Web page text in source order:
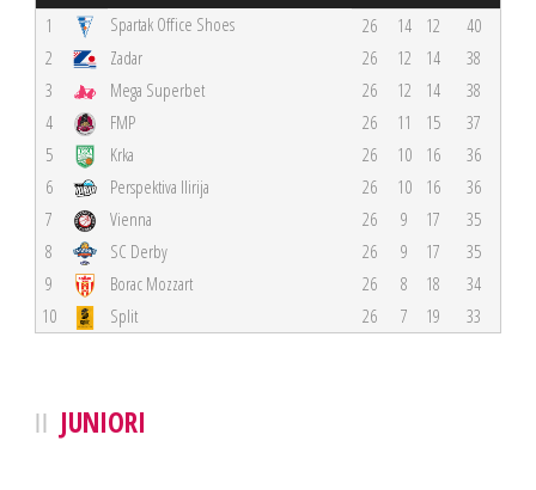
1 Spartak Office Shoes 26 14 12
40
2
Zadar 26 12 14
38
3
Mega Superbet 26 12 14
38
4
FMP 26 11 15
37
5
Krka 26 10 16
36
6
Perspektiva Ilirija 26 10 16
36
7
Vienna 26 9 17
35
8
SC Derby 26 9 17
35
9
Borac Mozzart 26 8 18
34
10
Split 26 7 19 33
JUNIORI